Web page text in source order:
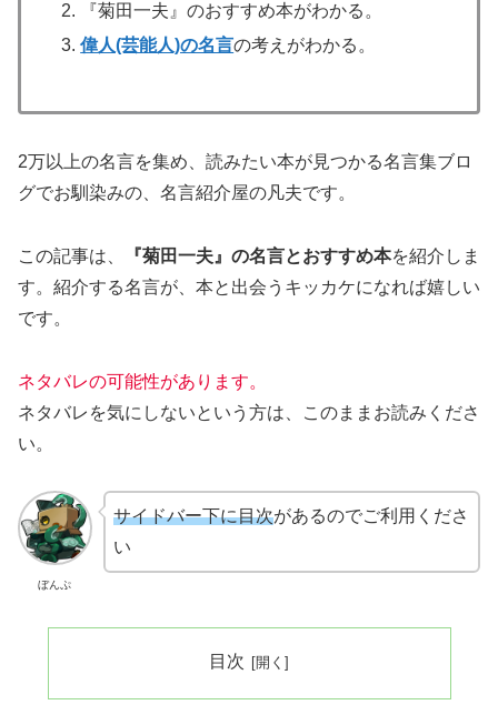
『菊田一夫』のおすすめ本がわかる。
偉人(芸能人)の名言の考えがわかる。
2万以上の名言を集め、読みたい本が見つかる名言集ブロ
グでお馴染みの、名言紹介屋の凡夫です。
この記事は、 『菊田一夫』の名言とおすすめ本を紹介しま
す。 紹介する名言が、本と出会うキッカケになれば嬉しい
です。
ネタバレの可能性があります。
ネタバレを気にしないという方は、このままお読みくださ
い。
ぼんぷ
サイドバー下に目次があるのでご利用くださ
い
目次